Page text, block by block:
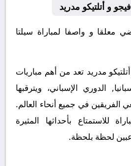
و أتلتيكو مدريد
معلقا و واصفا لمباراة سيلتا
مدريد تعد من أهم مباريات
الدوري الإسباني، ويترقبها
في جميع أنحاء العالم.
للاستمتاع بأحداثها المثيرة
لحظة بلحظة.